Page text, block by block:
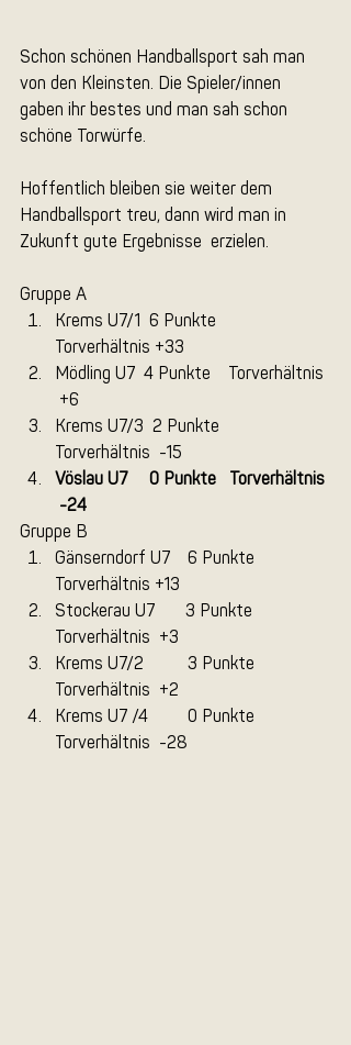
Schon schönen Handballsport sah man
von den Kleinsten. Die Spieler/innen
gaben ihr bestes und man sah schon
schöne Torwürfe.
Hoffentlich bleiben sie weiter dem
Handballsport treu, dann wird man in
Zukunft gute Ergebnisse  erzielen.
Gruppe A
Krems U7/1  6 Punkte
Torverhältnis +33
Mödling U7  4 Punkte    Torverhältnis
+6
Krems U7/3  2 Punkte
Torverhältnis  -15
Vöslau U7     0 Punkte   Torverhältnis
-24
Gruppe B
Gänserndorf U7    6 Punkte
Torverhältnis +13
Stockerau U7       3 Punkte
Torverhältnis  +3
Krems U7/2          3 Punkte
Torverhältnis  +2
Krems U7 /4         0 Punkte
Torverhältnis  -28